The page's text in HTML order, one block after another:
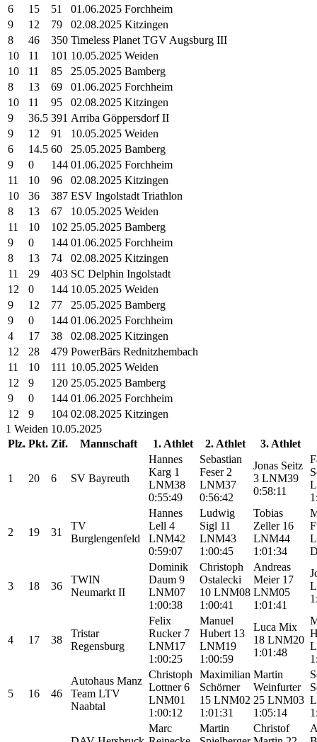
6
15 51
01.06.2025 Forchheim
9
12 79
02.08.2025 Kitzingen
8
46 350 Timeless Planet TGV Augsburg III
10
11 101 10.05.2025 Weiden
10
11 85
25.05.2025 Bamberg
8
13 69
01.06.2025 Forchheim
10
11 95
02.08.2025 Kitzingen
9
36.5 391 Arriba Göppersdorf II
9
12 91
10.05.2025 Weiden
6
14.5 60
25.05.2025 Bamberg
9
0 144 01.06.2025 Forchheim
11
10 96
02.08.2025 Kitzingen
10
36 387 ESV Ingolstadt Triathlon
8
13 67
10.05.2025 Weiden
11
10 102 25.05.2025 Bamberg
9
0 144 01.06.2025 Forchheim
8
13 74
02.08.2025 Kitzingen
11
29 403 SC Delphin Ingolstadt
12
0 144 10.05.2025 Weiden
9
12 77
25.05.2025 Bamberg
9
0 144 01.06.2025 Forchheim
4
17 38
02.08.2025 Kitzingen
12
28 479 PowerBärs Rednitzhembach
11
10 111 10.05.2025 Weiden
12
9 120 25.05.2025 Bamberg
9
0 144 01.06.2025 Forchheim
12
9 104 02.08.2025 Kitzingen
1 Weiden 10.05.2025
Plz. Pkt. Zif. Mannschaft 1. Athlet 2. Athlet 3. Athlet
1 20 6 SV Bayreuth
Hannes
Karg 1
LNM38
0:55:49
Sebastian
Feser 2
LNM37
0:56:42
Jonas Seitz
3 LNM39
0:58:11
2 19 31
TV
Burglengenfeld
Hannes
Lell 4
LNM42
0:59:07
Ludwig
Sigl 11
LNM43
1:00:45
Tobias
Zeller 16
LNM44
1:01:34
3 18 36
TWIN
Neumarkt II
Dominik
Daum 9
LNM07
1:00:38
Christoph
Ostalecki
10 LNM08
1:00:41
Andreas
Meier 17
LNM05
1:01:41
4 17 38
Tristar
Regensburg
Felix
Rucker 7
LNM17
1:00:25
Manuel
Hubert 13
LNM19
1:00:59
Luca Mix
18 LNM20
1:01:48
5 16 46
Autohaus Manz
Team LTV
Naabtal
Christoph
Lottner 6
LNM01
1:00:12
Maximilian
Schörner
15 LNM02
1:01:31
Martin
Weinfurter
25 LNM03
1:05:14
Marc
Martin
Christof